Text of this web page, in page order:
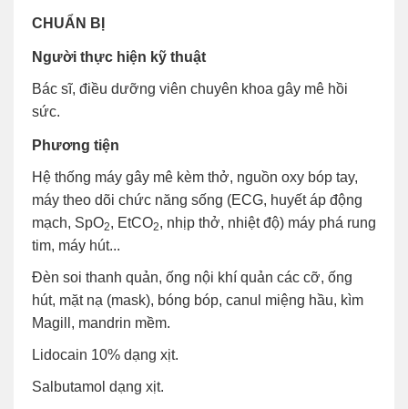
CHUẨN BỊ
Người thực hiện kỹ thuật
Bác sĩ, điều dưỡng viên chuyên khoa gây mê hồi
sức.
Phương tiện
Hệ thống máy gây mê kèm thở, nguồn oxy bóp tay,
máy theo dõi chức năng sống (ECG, huyết áp động
mạch, SpO2, EtCO2, nhịp thở, nhiệt độ) máy phá rung
tim, máy hút...
Đèn soi thanh quản, ống nội khí quản các cỡ, ống
hút, mặt nạ (mask), bóng bóp, canul miệng hầu, kìm
Magill, mandrin mềm.
Lidocain 10% dạng xịt.
Salbutamol dạng xịt.